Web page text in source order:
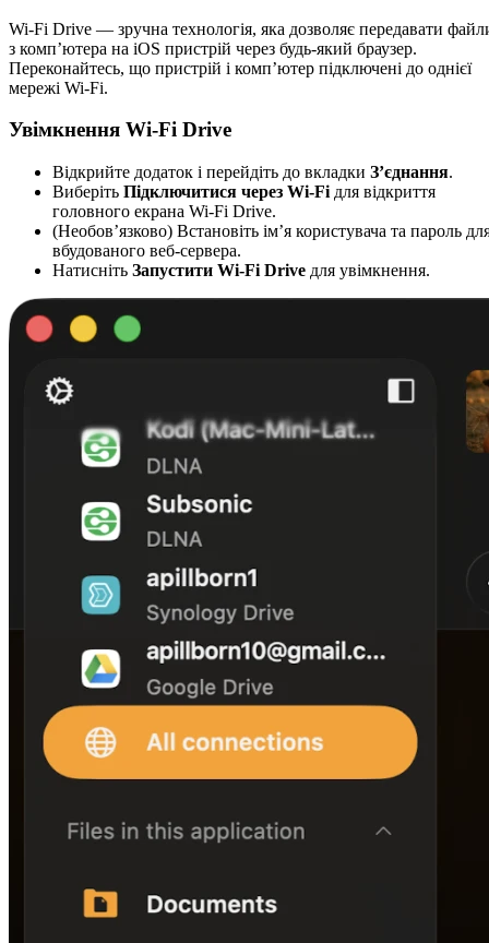
Wi-Fi Drive — зручна технологія, яка дозволяє передавати
з комп’ютера на iOS пристрій через будь-який браузер.
Переконайтесь, що пристрій і комп’ютер підключені до однієї
мережі Wi-Fi.
Увімкнення Wi-Fi Drive
Відкрийте додаток і перейдіть до вкладки З’єднання.
Виберіть Підключитися через Wi-Fi для відкриття
головного екрана Wi-Fi Drive.
(Необов’язково) Встановіть ім’я користувача та пароль
вбудованого веб-сервера.
Натисніть Запустити Wi-Fi Drive для увімкнення.